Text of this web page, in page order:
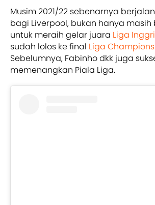
Musim 2021/22 sebenarnya
bagi Liverpool, bukan hanya masih
untuk meraih gelar juara Liga
sudah lolos ke final Liga Champions
Sebelumnya, Fabinho dkk juga
memenangkan Piala Liga.